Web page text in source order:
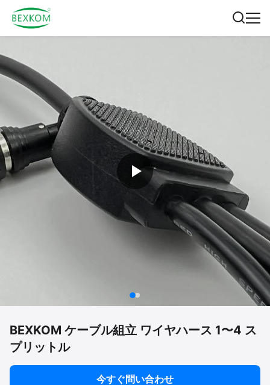
BEXKOM ケーブル組立 ワイヤハース 1〜4 ス
プリットル
今すぐ問い合わせ